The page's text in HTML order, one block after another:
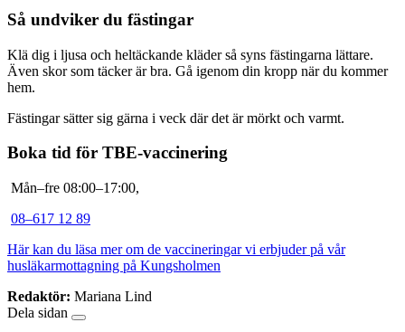
Så undviker du fästingar
Klä dig i ljusa och heltäckande kläder så syns fästingarna lättare.
Även skor som täcker är bra. Gå igenom din kropp när du kommer
hem.
Fästingar sätter sig gärna i veck där det är mörkt och varmt.
Boka tid för TBE-vaccinering
Mån–fre 08:00–17:00,
08–617 12 89
Här kan du läsa mer om de vaccineringar vi erbjuder på vår
husläkarmottagning på Kungsholmen
Redaktör: Mariana Lind
Dela sidan